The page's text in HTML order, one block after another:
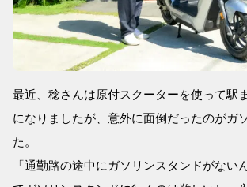
最近、稔さんは原付スクーターを使って駅
になりましたが、意外に面倒だったのがガ
た。
「通勤路の途中にガソリンスタンドがない